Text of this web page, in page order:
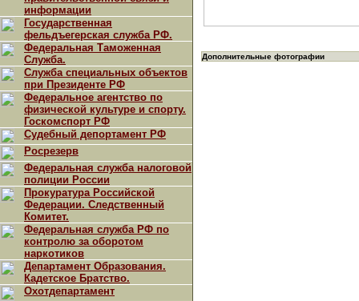
информации
Государственная
фельдъегерская служба РФ.
Федеральная Таможенная
Служба.
Служба специальных объектов
при Президенте РФ
Федеральное агентство по
физической культуре и спорту.
Госкомспорт РФ
Судебный депортамент РФ
Росрезерв
Федеральная служба налоговой
полиции России
Прокуратура Российской
Федерации. Следственный
Комитет.
Федеральная служба РФ по
контролю за оборотом
наркотиков
Департамент Образования.
Кадетское Братство.
Охотдепартамент
Дополнительные фотографии